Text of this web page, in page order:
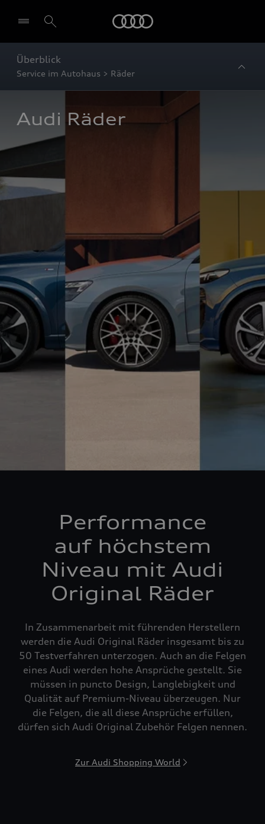
Überblick
Service im Autohaus > Räder
Audi Räder
Performance
auf höchstem
Niveau mit Audi
Original Räder
In Zusammenarbeit mit führenden Herstellern
werden die Audi Original Räder insgesamt bis zu
50 Testverfahren unterzogen. Auch an die Felgen
eines Audi werden hohe Ansprüche gestellt. Sie
müssen in puncto Design, Langlebigkeit und
Qualität auf Premium-Niveau überzeugen. Nur
die Felgen, die all diese Ansprüche erfüllen,
dürfen sich Audi Original Zubehör Felgen nennen.
Zur Audi Shopping World